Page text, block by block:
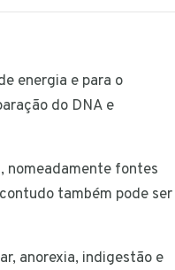
energia e para o
do DNA e
nomeadamente fontes
também pode ser
anorexia, indigestão e